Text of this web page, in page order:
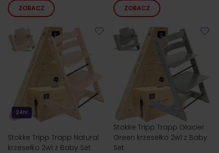
ZOBACZ
ZOBACZ
24h!
Stokke Tripp Trapp Natural
krzesełko 2w1 z Baby Set
Stokke Tripp Trapp Glacier
Green krzesełko 2w1 z Baby
Set